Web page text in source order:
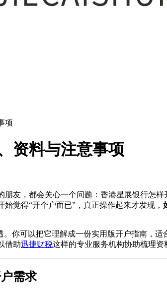
项
资料与注意事项
朋友，都会关心一个问题：香港星展银行怎
觉得“开个户而已”，真正操作起来才发现，
你可以把它理解成一份实用版开户指南，
借助迅捷财税这样的专业服务机构协助梳理资
需求